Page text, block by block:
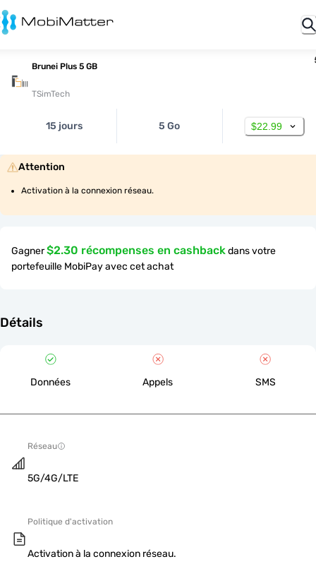
Brunei Plus 5 GB
TSimTech
15 jours 5 Go $22.99
Attention
Activation à la connexion réseau.
Gagner$2.30 récompenses en cashbackdans votre
portefeuille MobiPay avec cet achat
Détails
Données Appels SMS
Réseau
5G/4G/LTE
Politique d'activation
Activation à la connexion réseau.